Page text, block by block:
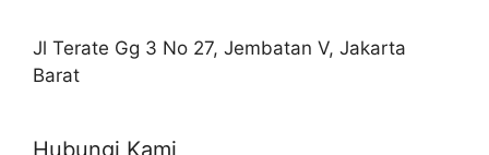
Jl Terate Gg 3 No 27, Jembatan V, Jakarta
Barat
Hubungi Kami